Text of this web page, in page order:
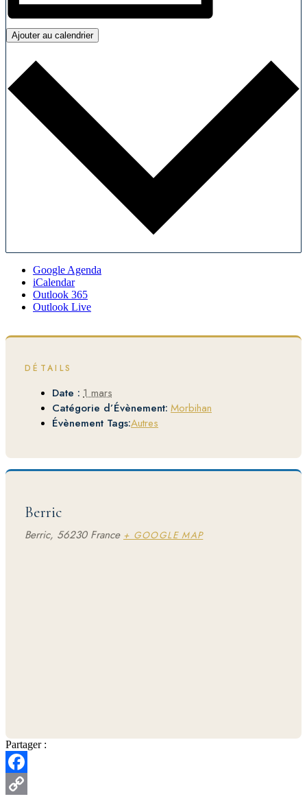
Ajouter au calendrier
Google Agenda
iCalendar
Outlook 365
Outlook Live
DÉTAILS
Date : 1 mars
Catégorie d’Évènement: Morbihan
Évènement Tags:Autres
Berric
Berric, 56230 France + GOOGLE MAP
Partager :
Facebook